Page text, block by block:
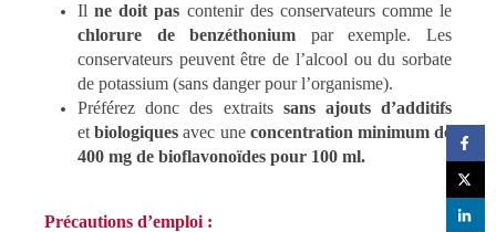
Ilne doit pas contenir des conservateurs comme le
chlorure de benzéthonium par exemple. Les
conservateurs peuvent être de l’alcool ou du sorbate
de potassium (sans danger pour l’organisme).
Préférez donc des extraits sans ajouts d’additifs
etbiologiquesavec une concentration minimum de
400 mg de bioflavonoïdes pour 100 ml.
Précautions d’emploi :